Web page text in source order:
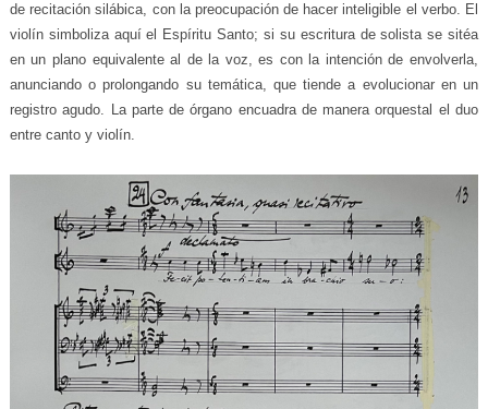
de recitación silábica, con la preocupación de hacer inteligible el verbo. El
violín simboliza aquí el Espíritu Santo; si su escritura de solista se sitéa
en un plano equivalente al de la voz, es con la intención de envolverla,
anunciando o prolongando su temática, que tiende a evolucionar en un
registro agudo. La parte de órgano encuadra de manera orquestal el duo
entre canto y violín.